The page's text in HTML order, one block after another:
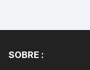
SOBRE :